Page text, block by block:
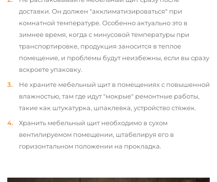
доставки. Он должен "акклиматизироваться" при
комнатной температуре. Особенно актуально это в
зимнее время, когда с минусовой температуры при
транспортировке, продукция заносится в теплое
помещение, и проблемы будут неизбежны, если вы сразу
вскроете упаковку.
Не храните мебельный щит в помещениях с повышенной
влажностью, там где идут "мокрые" ремонтные работы,
такие как штукатурка, шпаклевка, устройство стяжек.
Хранить мебельный щит необходимо в сухом
вентилируемом помещении, штабелируя его в
горизонтальном положении на прокладка.